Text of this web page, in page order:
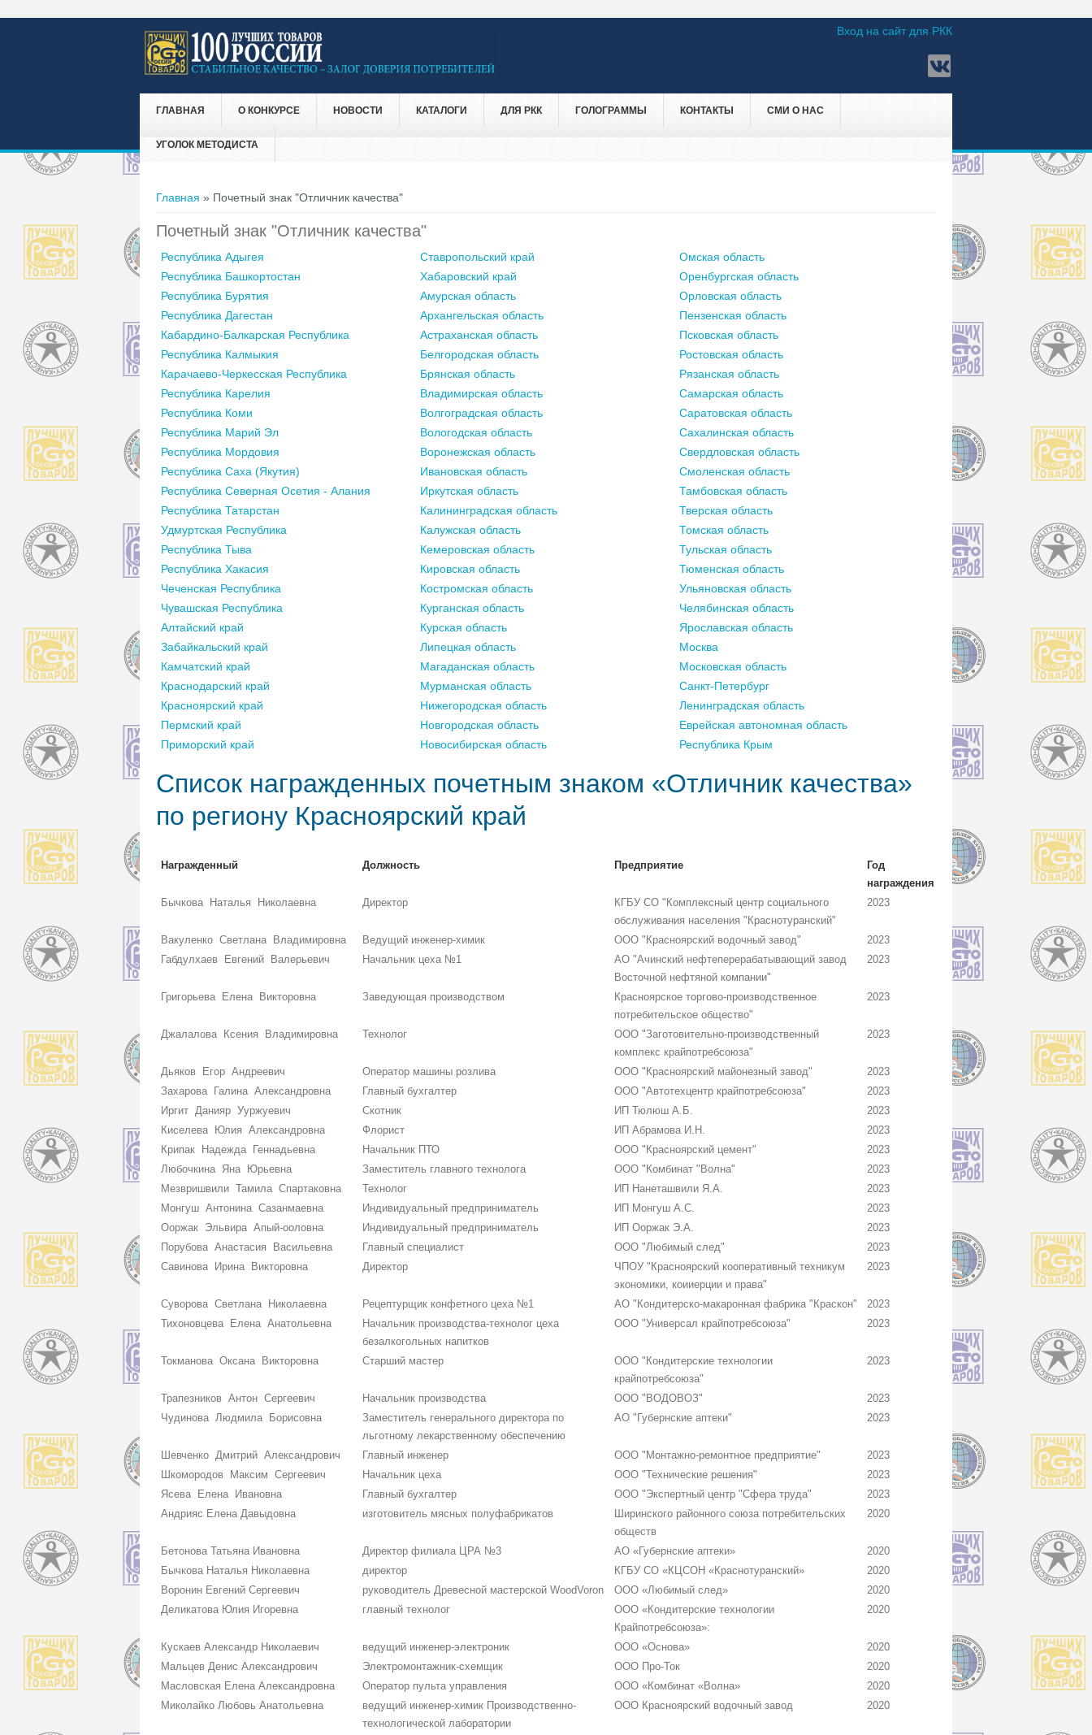
Вход на сайт для РКК
ГЛАВНАЯ О КОНКУРСЕ НОВОСТИ КАТАЛОГИ ДЛЯ РКК ГОЛОГРАММЫ КОНТАКТЫ СМИ О НАС
УГОЛОК МЕТОДИСТА
Вы здесь
Главная » Почетный знак "Отличник качества"
Почетный знак "Отличник качества"
Республика Адыгея Ставропольский край
Омская область
Республика Башкортостан
Хабаровский край
Оренбургская область
Республика Бурятия
Амурская область
Орловская область
Республика Дагестан
Архангельская область
Пензенская область
Кабардино-Балкарская Республика
Астраханская область
Псковская область
Республика Калмыкия
Белгородская область
Ростовская область
Карачаево-Черкесская Республика
Брянская область
Рязанская область
Республика Карелия
Владимирская область
Самарская область
Республика Коми
Волгоградская область
Саратовская область
Республика Марий Эл
Вологодская область
Сахалинская область
Республика Мордовия
Воронежская область
Свердловская область
Республика Саха (Якутия)
Ивановская область
Смоленская область
Республика Северная Осетия - Алания
Иркутская область
Тамбовская область
Республика Татарстан
Калининградская область
Тверская область
Удмуртская Республика
Калужская область
Томская область
Республика Тыва
Кемеровская область
Тульская область
Республика Хакасия
Кировская область
Тюменская область
Чеченская Республика
Костромская область
Ульяновская область
Чувашская Республика
Курганская область
Челябинская область
Алтайский край
Курская область
Ярославская область
Забайкальский край
Липецкая область
Москва
Камчатский край
Магаданская область
Московская область
Краснодарский край
Мурманская область
Санкт-Петербург
Красноярский край
Нижегородская область
Ленинградская область
Пермский край
Новгородская область
Еврейская автономная область
Приморский край
Новосибирская область Республика Крым
Список награжденных почетным знаком «Отличник качества»
по региону Красноярский край
Награжденный Должность Предприятие
Год
награждения
Бычкова Наталья Николаевна
Директор
КГБУ СО "Комплексный центр социального
обслуживания населения "Краснотуранский"
2023
Вакуленко Светлана Владимировна Ведущий инженер-химик ООО "Красноярский водочный завод"
2023
Габдулхаев Евгений Валерьевич
Начальник цеха №1
АО "Ачинский нефтеперерабатывающий завод
Восточной нефтяной компании"
2023
Григорьева Елена Викторовна Заведующая производством
Красноярское торгово-производственное
потребительское общество"
2023
Джалалова Ксения Владимировна Технолог
ООО "Заготовительно-производственный
комплекс крайпотребсоюза"
2023
Дьяков Егор Андреевич Оператор машины розлива ООО "Красноярский майонезный завод"
2023
Захарова Галина Александровна
Главный бухгалтер ООО "Автотехцентр крайпотребсоюза"
2023
Иргит Данияр Ууржуевич
Скотник ИП Тюлюш А.Б.
2023
Киселева Юлия Александровна
Флорист ИП Абрамова И.Н.
2023
Крипак Надежда Геннадьевна
Начальник ПТО ООО "Красноярский цемент"
2023
Любочкина Яна Юрьевна
Заместитель главного технолога ООО "Комбинат "Волна"
2023
Мезвришвили Тамила Спартаковна
Технолог ИП Нанеташвили Я.А.
2023
Монгуш Антонина Сазанмаевна
Индивидуальный предприниматель ИП Монгуш А.С.
2023
Ооржак Эльвира Апый-ооловна
Индивидуальный предприниматель ИП Ооржак Э.А.
2023
Порубова Анастасия Васильевна
Главный специалист ООО "Любимый след"
2023
Савинова Ирина Викторовна
Директор
ЧПОУ "Красноярский кооперативный техникум
экономики, коииерции и права"
2023
Суворова Светлана Николаевна Рецептурщик конфетного цеха №1 АО "Кондитерско-макаронная фабрика "Краскон"
2023
Тихоновцева Елена Анатольевна
Начальник производства-технолог цеха
безалкогольных напитков
ООО "Универсал крайпотребсоюза" 2023
Токманова Оксана Викторовна Старший мастер
ООО "Кондитерские технологии
крайпотребсоюза"
2023
Трапезников Антон Сергеевич Начальник производства ООО "ВОДОВОЗ"
2023
Чудинова Людмила Борисовна
Заместитель генерального директора по
льготному лекарственному обеспечению
АО "Губернские аптеки" 2023
Шевченко Дмитрий Александрович Главный инженер ООО "Монтажно-ремонтное предприятие"
2023
Шкомородов Максим Сергеевич
Начальник цеха ООО "Технические решения"
2023
Ясева Елена Ивановна
Главный бухгалтер ООО "Экспертный центр "Сфера труда"
2023
Андрияс Елена Давыдовна
изготовитель мясных полуфабрикатов
Ширинского районного союза потребительских
обществ
2020
Бетонова Татьяна Ивановна Директор филиала ЦРА №3 АО «Губернские аптеки»
2020
Бычкова Наталья Николаевна
директор КГБУ СО «КЦСОН «Краснотуранский»
2020
Воронин Евгений Сергеевич
руководитель Древесной мастерской WoodVoron ООО «Любимый след»
2020
Деликатова Юлия Игоревна
главный технолог
OOO «Кондитерские технологии
Крайпотребсоюза»:
2020
Кускаев Александр Николаевич ведущий инженер-электроник ООО «Основа»
2020
Мальцев Денис Александрович
Электромонтажник-схемщик ООО Про-Ток
2020
Масловская Елена Александровна
Оператор пульта управления ООО «Комбинат «Волна»
2020
Миколайко Любовь Анатольевна
ведущий инженер-химик Производственно-
технологической лаборатории
ООО Красноярский водочный завод 2020